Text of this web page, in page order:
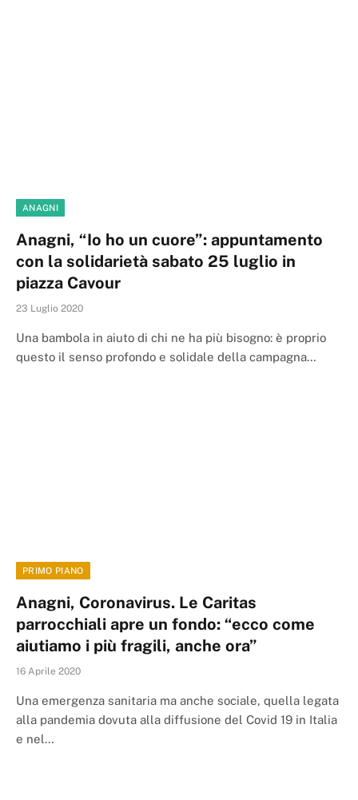
ANAGNI
Anagni, “Io ho un cuore”: appuntamento
con la solidarietà sabato 25 luglio in
piazza Cavour
23 Luglio 2020
Una bambola in aiuto di chi ne ha più bisogno: è proprio
questo il senso profondo e solidale della campagna…
PRIMO PIANO
Anagni, Coronavirus. Le Caritas
parrocchiali apre un fondo: “ecco come
aiutiamo i più fragili, anche ora”
16 Aprile 2020
Una emergenza sanitaria ma anche sociale, quella legata
alla pandemia dovuta alla diffusione del Covid 19 in Italia
e nel…